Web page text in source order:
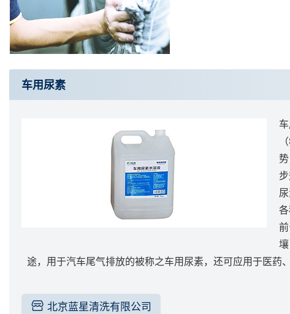
车用尿素
途，用于汽车尾气排放的被称之车用尿素，还可应用于医药
北京蓝星清洗有限公司